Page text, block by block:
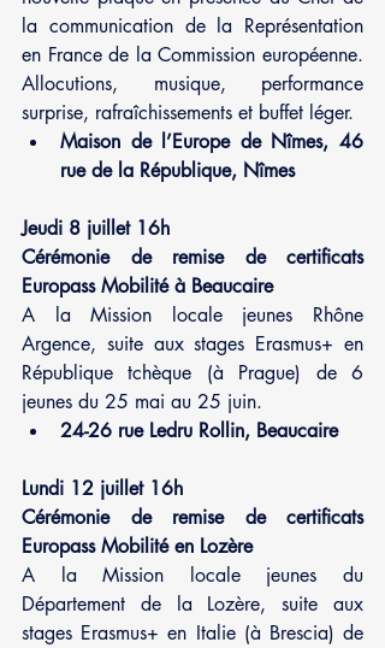
la communication de la Représentation
en France de la Commission européenne.
Allocutions, musique, performance
surprise, rafraîchissements et buffet léger.
Maison de l’Europe de Nîmes, 46
rue de la République, Nîmes
Jeudi 8 juillet 16h
Cérémonie de remise de certificats
Europass Mobilité à Beaucaire
A la Mission locale jeunes Rhône
Argence, suite aux stages Erasmus+ en
République tchèque (à Prague) de 6
jeunes du 25 mai au 25 juin.
24-26 rue Ledru Rollin, Beaucaire
Lundi 12 juillet 16h
Cérémonie de remise de certificats
Europass Mobilité en Lozère
A la Mission locale jeunes du
Département de la Lozère, suite aux
stages Erasmus+ en Italie (à Brescia) de